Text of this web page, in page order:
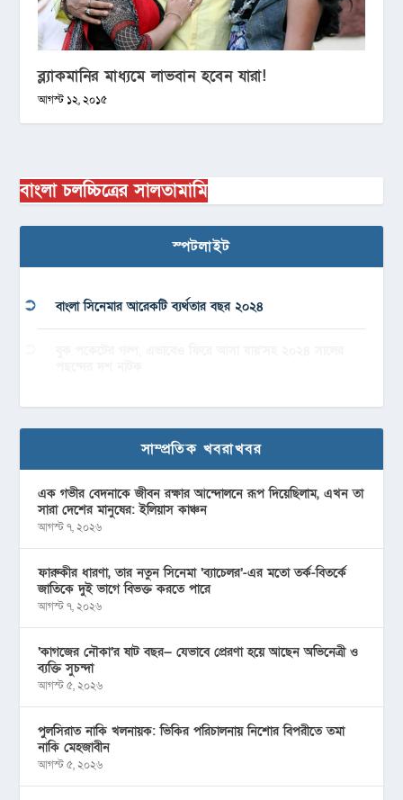
ব্ল্যাকমানির মাধ্যমে লাভবান হবেন যারা!
আগস্ট ১২, ২০১৫
বাংলা চলচ্চিত্রের সালতামামি
স্পটলাইট
বাংলা সিনেমার আরেকটি ব্যর্থতার বছর ২০২৪
সাম্প্রতিক খবরাখবর
এক গভীর বেদনাকে জীবন রক্ষার আন্দোলনে রূপ দিয়েছিলাম, এখন তা
সারা দেশের মানুষের: ইলিয়াস কাঞ্চন
আগস্ট ৭, ২০২৬
ফারুকীর ধারণা, তার নতুন সিনেমা ‘ব্যাচেলর’-এর মতো তর্ক-বিতর্কে
জাতিকে দুই ভাগে বিভক্ত করতে পারে
আগস্ট ৭, ২০২৬
‘কাগজের নৌকা’র ষাট বছর— যেভাবে প্রেরণা হয়ে আছেন অভিনেত্রী ও
ব্যক্তি সুচন্দা
আগস্ট ৫, ২০২৬
পুলসিরাত নাকি খলনায়ক: ভিকির পরিচালনায় নিশোর বিপরীতে তমা
নাকি মেহজাবীন
আগস্ট ৫, ২০২৬